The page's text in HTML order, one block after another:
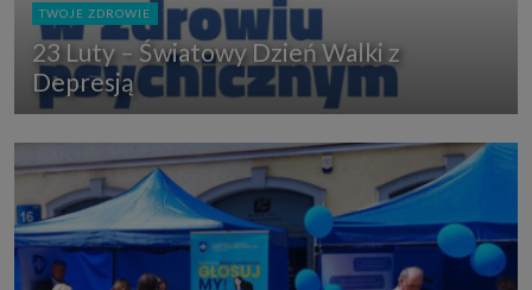
TWOJE ZDROWIE
23 Luty – Światowy Dzień Walki z
Depresją